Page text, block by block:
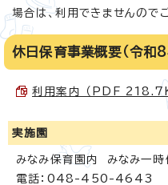
場合は、利用できませんので
休日保育事業概要（令和
利用案内 （PDF
実施園
みなみ保育園内 みなみ一時
電話：048-450-4643